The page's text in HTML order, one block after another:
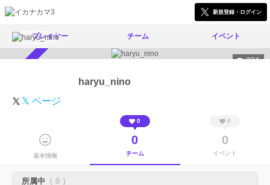
新規登録・ログイン
プレイヤー チーム イベント
324
haryu_nino
𝕏 ページ
基本情報
0
0
チーム
0
0
イベント
所属中 （ 0 ）